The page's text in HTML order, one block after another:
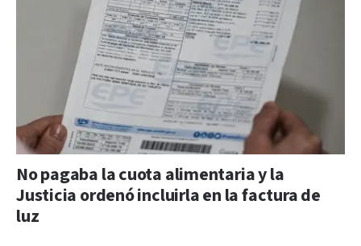
No pagaba la cuota alimentaria y la
Justicia ordenó incluirla en la factura de
luz